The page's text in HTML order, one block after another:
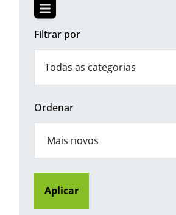
Filtrar por
Abrir filtros
Todas as categorias
Ordenar
Aplicar